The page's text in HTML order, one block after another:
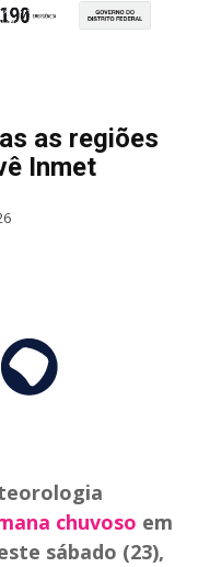
as regiões
Inmet
chuvoso em
sábado (23),